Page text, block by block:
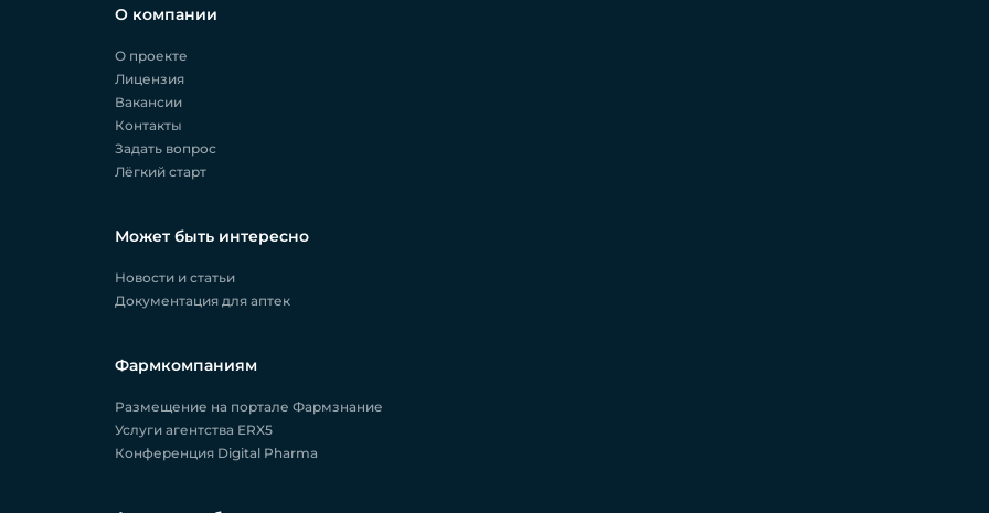
О компании
О проекте
Лицензия
Вакансии
Контакты
Задать вопрос
Лёгкий старт
Может быть интересно
Новости и статьи
Документация для аптек
Фармкомпаниям
Размещение на портале Фармзнание
Услуги агентства ERX5
Конференция Digital Pharma